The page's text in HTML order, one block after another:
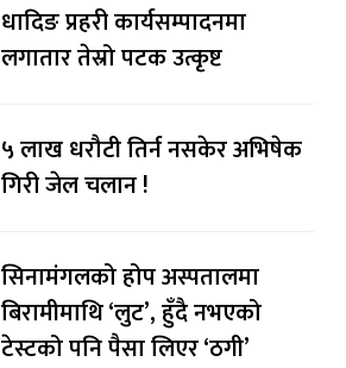
धादिङ प्रहरी कार्यसम्पादनमा
लगातार तेस्रो पटक उत्कृष्ट
५ लाख धरौटी तिर्न नसकेर अभिषेक
गिरी जेल चलान !
सिनामंगलको होप अस्पतालमा
बिरामीमाथि ‘लुट’, हुँदै नभएको
टेस्टको पनि पैसा लिएर ‘ठगी’